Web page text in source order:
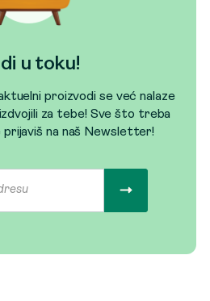
u toku!
proizvodi se već nalaze
za tebe! Sve što treba
prijaviš na naš Newsletter!